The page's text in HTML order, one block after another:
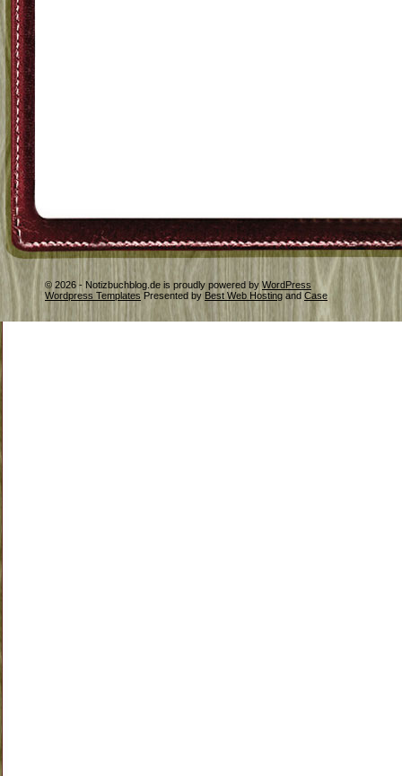
© 2026 - Notizbuchblog.de is proudly powered by WordPress
Wordpress Templates Presented by Best Web Hosting and Case